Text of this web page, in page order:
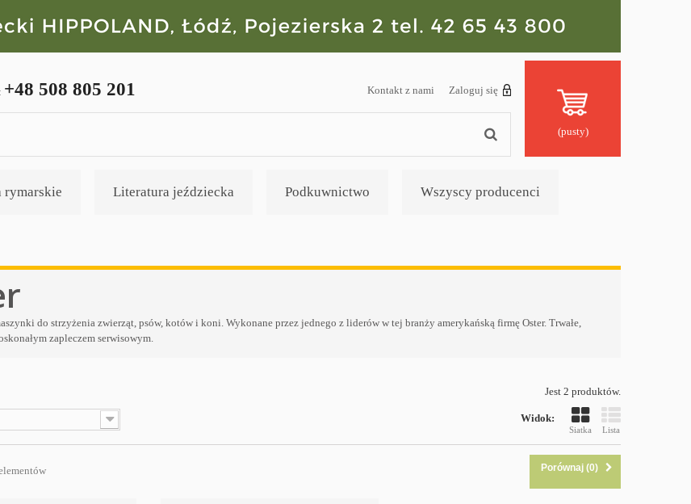
Zaloguj się
Kontakt z nami
+48 508 805 201
(pusty)
rymarskie Literatura jeździecka Podkuwnictwo Wszyscy producenci
do strzyżenia zwierząt, psów, kotów i koni. Wykonane przez jednego z liderów w tej branży amerykańską firmę Oster. Trwałe,
zapleczem serwisowym.
Jest 2 produktów.
Widok:
Siatka Lista
Porównaj (0)